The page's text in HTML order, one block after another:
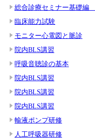
総合診療セミナー基礎編
臨床能力試験
モニター心電図と脈診
院内BLS講習
呼吸音聴診の基本
院内BLS講習
院内BLS講習
院内BLS講習
輸液ポンプ研修
人工呼吸器研修